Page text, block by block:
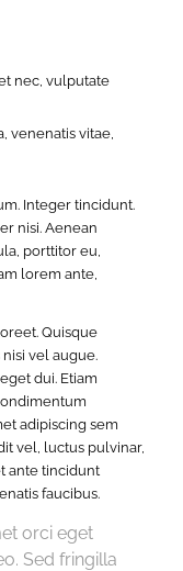
nec, vulputate
venenatis vitae,
Integer tincidunt.
nisi. Aenean
porttitor eu,
lorem ante,
Quisque
vel augue.
dui. Etiam
adipiscing sem
vel, luctus pulvinar,
ante tincidunt
faucibus.
orci eget
Sed fringilla